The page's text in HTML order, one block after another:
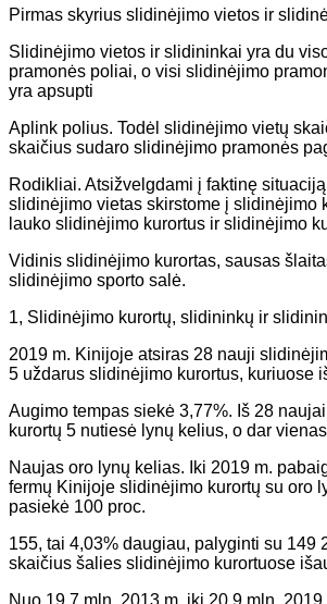
Pirmas skyrius slidinėjimo vietos ir
Slidinėjimo vietos ir slidininkai yra du
pramonės poliai, o visi slidinėjimo
yra apsupti
Aplink polius. Todėl slidinėjimo vietų
skaičius sudaro slidinėjimo pramonės
Rodikliai. Atsižvelgdami į faktinę
slidinėjimo vietas skirstome į slidinėjimo
lauko slidinėjimo kurortus ir slidinėjimo
Vidinis slidinėjimo kurortas, sausas
slidinėjimo sporto salė.
1, Slidinėjimo kurortų, slidininkų ir
2019 m. Kinijoje atsiras 28 nauji
5 uždarus slidinėjimo kurortus, kuriuose
Augimo tempas siekė 3,77%. Iš 28
kurortų 5 nutiesė lynų kelius, o dar
Naujas oro lynų kelias. Iki 2019 m.
fermų Kinijoje slidinėjimo kurortų su oro
pasiekė 100 proc.
155, tai 4,03% daugiau, palyginti su 149
skaičius šalies slidinėjimo kurortuose
Nuo 19,7 mln. 2013 m. iki 20,9 mln. 2019